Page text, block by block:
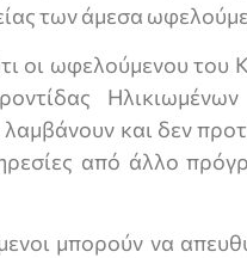
των άμεσα
οι ωφελούμενου του
και δεν
από άλλο
μπορούν να